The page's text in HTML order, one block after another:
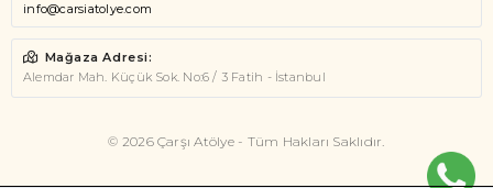
info@carsiatolye.com
Mağaza Adresi:
Alemdar Mah. Küçük Sok. No:6 / 3 Fatih - İstanbul
© 2026 Çarşı Atölye - Tüm Hakları Saklıdır.